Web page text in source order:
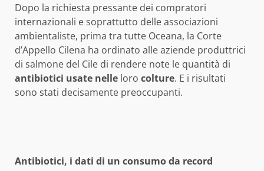
Dopo la richiesta pressante dei compratori
internazionali e soprattutto delle associazioni
ambientaliste, prima tra tutte Oceana, la Corte
d’Appello Cilena ha ordinato alle aziende produttrici
di salmone del Cile di rendere note le quantità di
antibiotici usate nelle loro colture. E i risultati
sono stati decisamente preoccupanti.
Antibiotici, i dati di un consumo da record